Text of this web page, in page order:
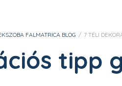
jelszó?
FALMATRICA BLOG / 7 TÉLI
tipp